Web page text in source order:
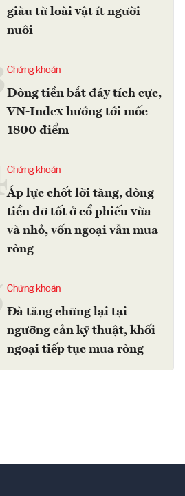
giàu từ loài vật ít người
nuôi
Chứng khoán
Dòng tiền bắt đáy tích cực,
VN-Index hướng tới mốc
1800 điểm
4Chứng khoán
Áp lực chốt lời tăng, dòng
tiền đỡ tốt ở cổ phiếu vừa
và nhỏ, vốn ngoại vẫn mua
ròng
Chứng khoán
Đà tăng chững lại tại
ngưỡng cản kỹ thuật, khối
ngoại tiếp tục mua ròng